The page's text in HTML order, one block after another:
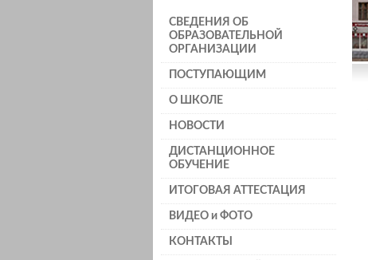
СВЕДЕНИЯ ОБ
ОБРАЗОВАТЕЛЬНОЙ
ОРГАНИЗАЦИИ
ПОСТУПАЮЩИМ
О ШКОЛЕ
НОВОСТИ
ДИСТАНЦИОННОЕ
ОБУЧЕНИЕ
ИТОГОВАЯ АТТЕСТАЦИЯ
ВИДЕО и ФОТО
КОНТАКТЫ